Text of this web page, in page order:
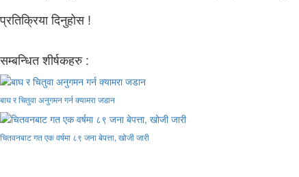
प्रतिक्रिया दिनुहोस !
सम्बन्धित शीर्षकहरु :
बाघ र चितुवा अनुगमन गर्न क्यामरा जडान
चितवनबाट गत एक वर्षमा ८९ जना बेपत्ता, खोजी जारी